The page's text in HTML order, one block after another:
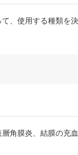
、使用する種類を
角膜炎、結膜の充